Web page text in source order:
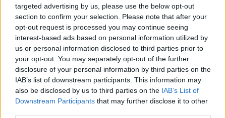
targeted advertising by us, please use the below opt-out
section to confirm your selection. Please note that after your
opt-out request is processed you may continue seeing
interest-based ads based on personal information utilized by
us or personal information disclosed to third parties prior to
your opt-out. You may separately opt-out of the further
disclosure of your personal information by third parties on the
IAB’s list of downstream participants. This information may
also be disclosed by us to third parties on the IAB’s List of
Downstream Participants that may further disclose it to other
Pripravte vašu pokožku
na sychravé dni
Starostlivosť o pleť v
lete